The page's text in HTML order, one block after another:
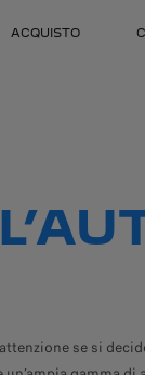
ACQUISTO
se si